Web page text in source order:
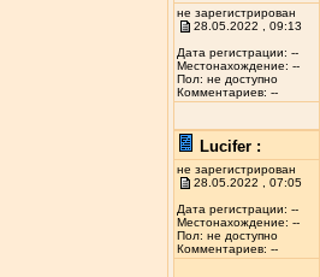
не зарегистрирован
28.05.2022 , 09:13
Дата регистрации: --
Местонахождение: --
Пол: не доступно
Комментариев: --
Lucifer :
не зарегистрирован
28.05.2022 , 07:05
Дата регистрации: --
Местонахождение: --
Пол: не доступно
Комментариев: --